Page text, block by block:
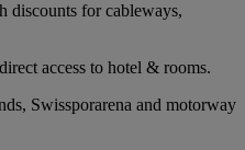
discounts for cableways,
access to hotel & rooms.
Swissporarena and motorway